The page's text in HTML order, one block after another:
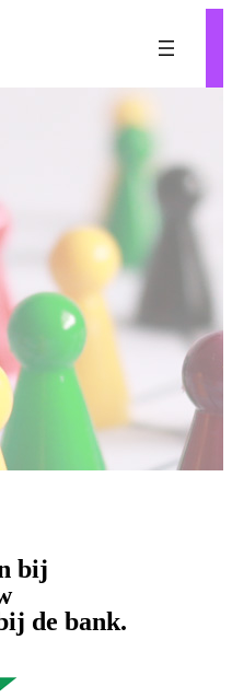
bij
de bank.